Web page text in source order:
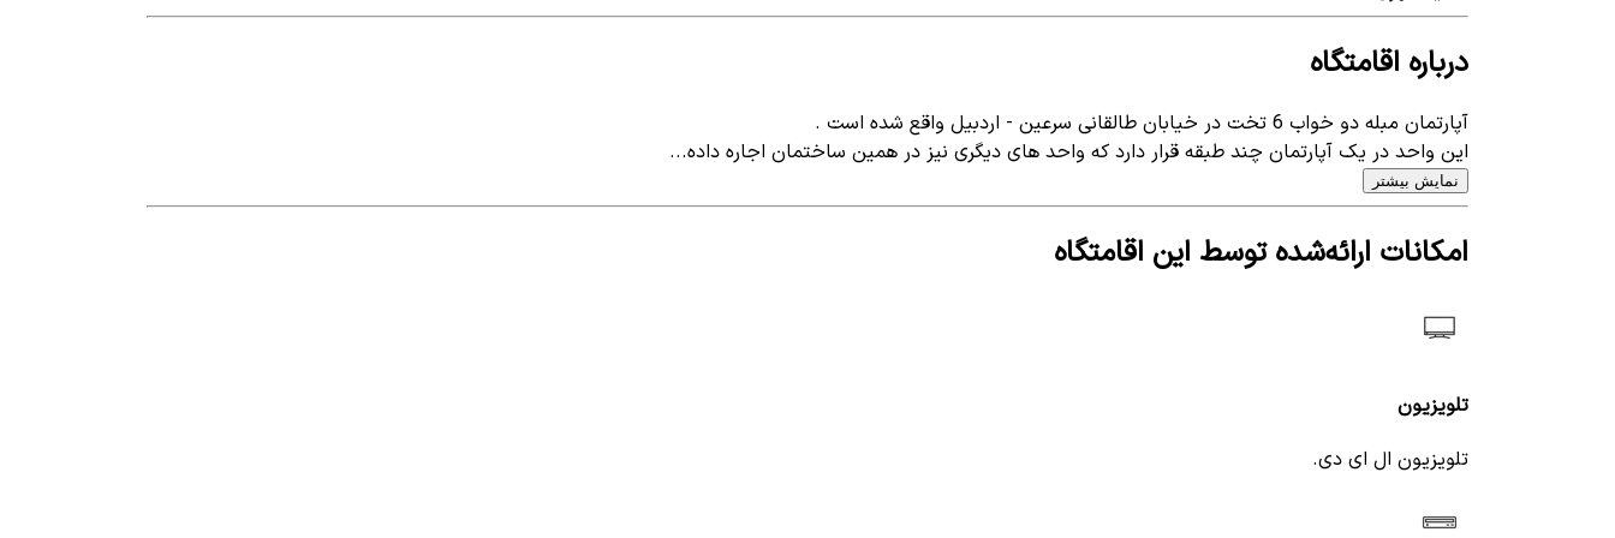
درباره اقامتگاه
آپارتمان مبله دو خواب 6 تخت در خیابان طالقانی سرعین - اردبیل واقع شده است .
این واحد در یک آپارتمان چند طبقه قرار دارد که واحد های دیگری نیز در همین ساختمان اجاره داده...
نمایش بیشتر
امکانات ارائه‌شده توسط این اقامتگاه
تلویزیون
تلویزیون ال ای دی.